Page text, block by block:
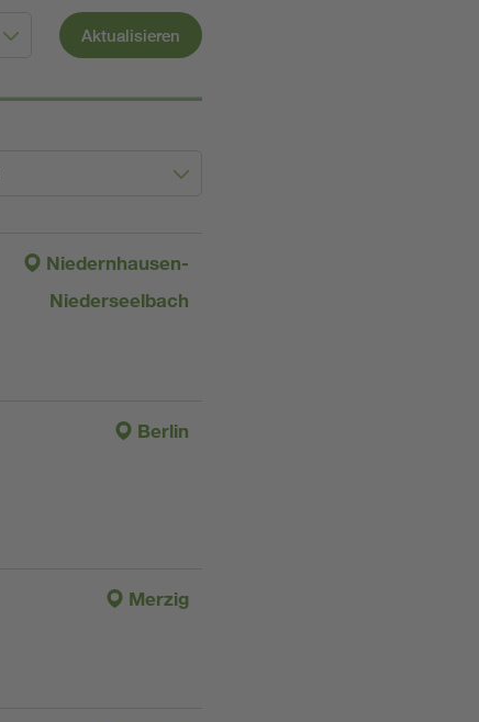
Aktualisieren
Niedernhausen-
Niederseelbach
Berlin
Merzig